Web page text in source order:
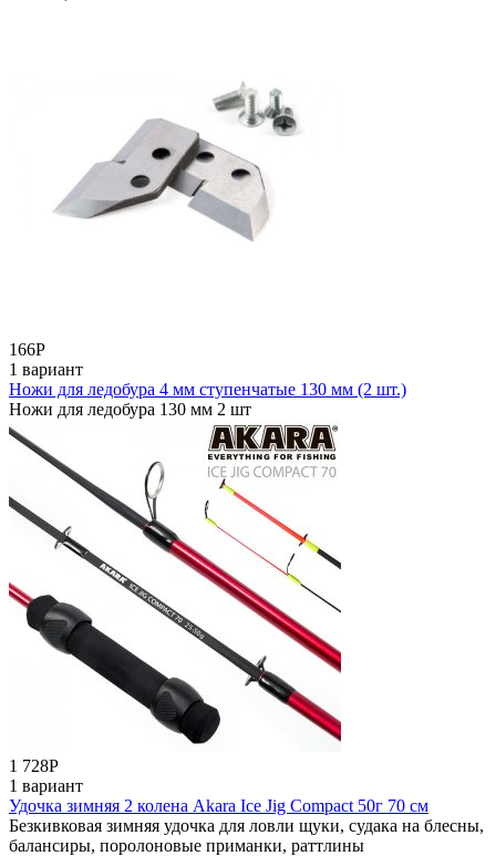
166Р
1 вариант
Ножи для ледобура 4 мм ступенчатые 130 мм (2 шт.)
Ножи для ледобура 130 мм 2 шт
1 728Р
1 вариант
Удочка зимняя 2 колена Akara Ice Jig Compact 50г 70 см
Безкивковая зимняя удочка для ловли щуки, судака на блесны,
балансиры, поролоновые приманки, раттлины